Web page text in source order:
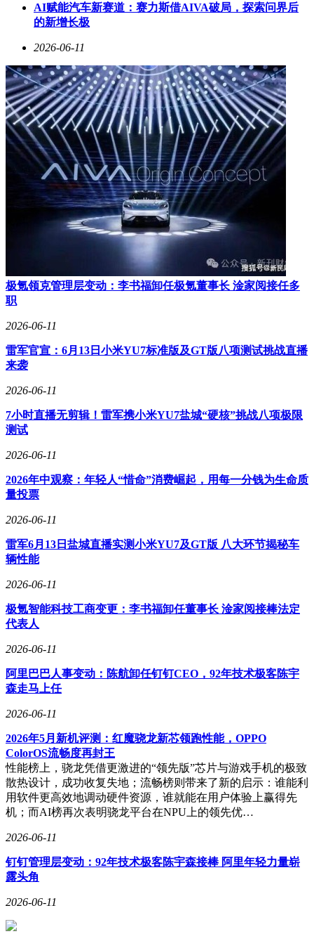
AI赋能汽车新赛道：赛力斯借AIVA破局，探索问界后
的新增长极
2026-06-11
极氪领克管理层变动：李书福卸任极氪董事长 淦家阅接任多
职
2026-06-11
雷军官宣：6月13日小米YU7标准版及GT版八项测试挑战直播
来袭
2026-06-11
7小时直播无剪辑！雷军携小米YU7盐城“硬核”挑战八项极限
测试
2026-06-11
2026年中观察：年轻人“惜命”消费崛起，用每一分钱为生命质
量投票
2026-06-11
雷军6月13日盐城直播实测小米YU7及GT版 八大环节揭秘车
辆性能
2026-06-11
极氪智能科技工商变更：李书福卸任董事长 淦家阅接棒法定
代表人
2026-06-11
阿里巴巴人事变动：陈航卸任钉钉CEO，92年技术极客陈宇
森走马上任
2026-06-11
2026年5月新机评测：红魔骁龙新芯领跑性能，OPPO
ColorOS流畅度再封王
性能榜上，骁龙凭借更激进的“领先版”芯片与游戏手机的极致
散热设计，成功收复失地；流畅榜则带来了新的启示：谁能利
用软件更高效地调动硬件资源，谁就能在用户体验上赢得先
机；而AI榜再次表明骁龙平台在NPU上的领先优…
2026-06-11
钉钉管理层变动：92年技术极客陈宇森接棒 阿里年轻力量崭
露头角
2026-06-11